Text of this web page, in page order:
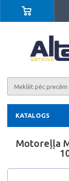
KATALOGS
Motoreļļa